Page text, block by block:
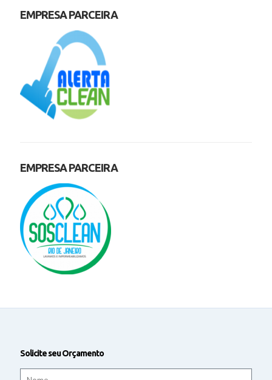
EMPRESA PARCEIRA
EMPRESA PARCEIRA
Solicite seu Orçamento